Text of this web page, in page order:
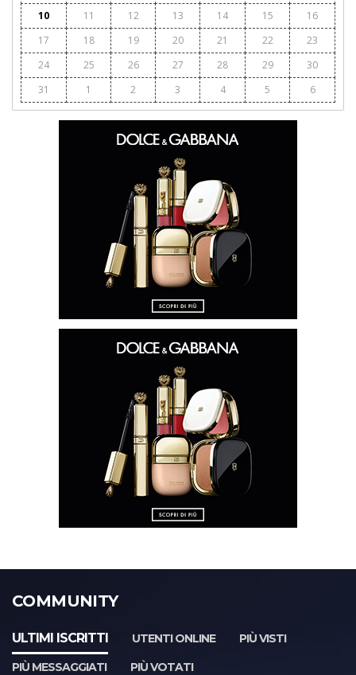
10 11 12 13 14 15
16
17
18 19 20 21 22
23
24
25 26 27 28 29
30
31
1 2 3 4 5 6
COMMUNITY
ULTIMI ISCRITTI UTENTI ONLINE
PIÙ VISTI
PIÙ MESSAGGIATI
PIÙ VOTATI